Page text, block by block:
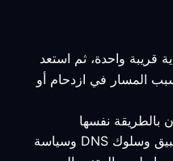
قريبة واحدة، ثم استعد
المسار في ازدحام أو
بالطريقة نفسها
تحقق من الحساب وجلسة التطبيق وسلوك DNS وسياسة